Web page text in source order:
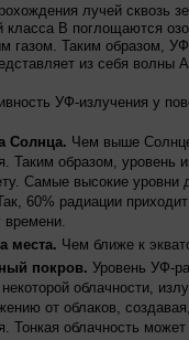
лучей сквозь
класса B поглощаются
газом. Таким образом,
из себя волны
УФ-излучения у
Солнца. Чем выше
Таким образом, уровень
Самые высокие уровни
60% радиации
времени.
места. Чем ближе к
покров. Уровень УФ-
облачности,
от облаков,
Тонкая облачность